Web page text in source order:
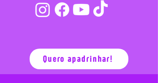
Vânia Urbani
Quero apadrinhar!